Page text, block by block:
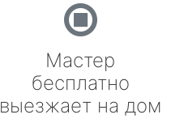
Мастер
бесплатно
выезжает на дом